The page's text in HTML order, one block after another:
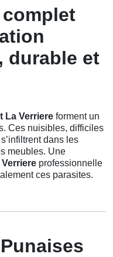
durable et
La Verriere forment un
Ces nuisibles, difficiles
dans les
meubles. Une
professionnelle
ces parasites.